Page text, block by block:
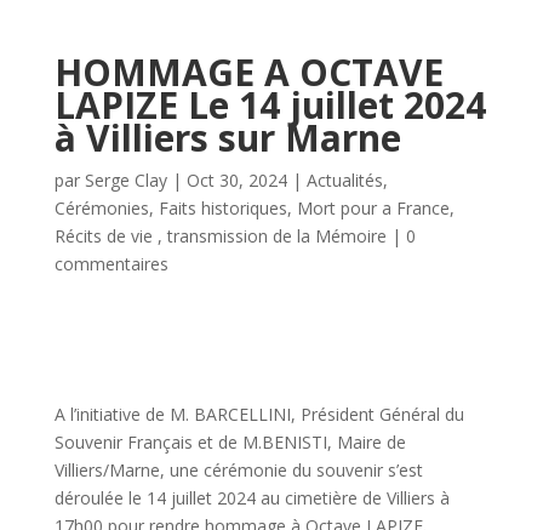
HOMMAGE A OCTAVE
LAPIZE Le 14 juillet 2024
à Villiers sur Marne
par Serge Clay| Oct 30, 2024| Actualités,
Cérémonies, Faits historiques, Mort pour a France,
Récits de vie , transmission de la Mémoire | 0
commentaires
A l’initiative de M. BARCELLINI, Président Général du
Souvenir Français et de M.BENISTI, Maire de
Villiers/Marne, une cérémonie du souvenir s’est
déroulée le 14 juillet 2024 au cimetière de Villiers à